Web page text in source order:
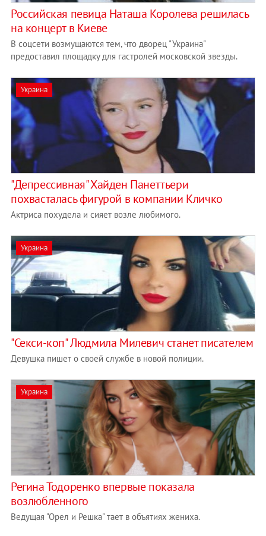
Российская певица Наташа Королева решилась
на концерт в Киеве
В соцсети возмущаются тем, что дворец "Украина"
предоставил площадку для гастролей московской звезды.
Украина
"Депрессивная" Хайден Панеттьери
похвасталась фигурой в компании Кличко
Актриса похудела и сияет возле любимого.
Украина
"Секси-коп" Людмила Милевич станет писателем
Девушка пишет о своей службе в новой полиции.
Украина
Регина Тодоренко впервые показала
возлюбленного
Ведущая "Орел и Решка" тает в объятиях жениха.